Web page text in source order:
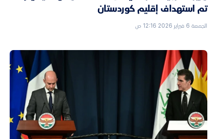
تم استهداف إقليم كوردستان
الجمعة 6 فبراير 2026 12:16 ص